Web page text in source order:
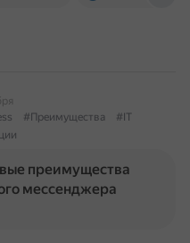
#Преимущества
#IT
преимущества
мессенджера